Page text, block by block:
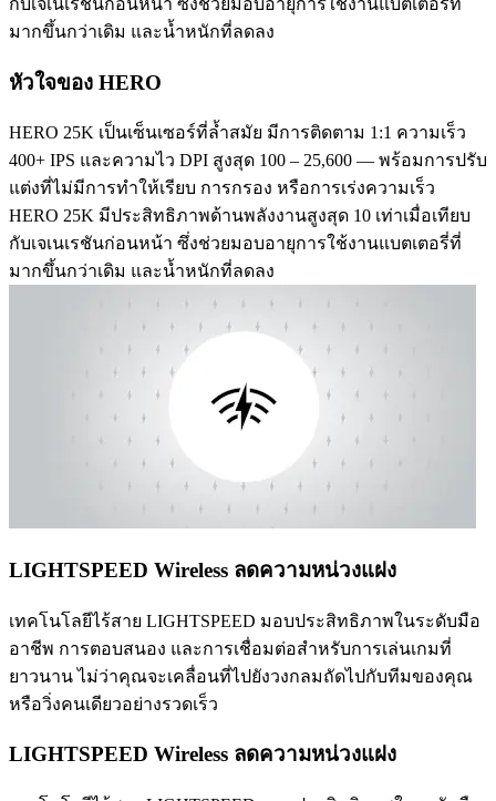
มากขึ้นกว่าเดิม และน้ำหนักที่ลดลง
หัวใจของ HERO
HERO 25K เป็นเซ็นเซอร์ที่ล้ำสมัย มีการติดตาม 1:1 ความเร็ว
400+ IPS และความไว DPI สูงสุด 100 – 25,600 — พร้อมการปรับ
แต่งที่ไม่มีการทำให้เรียบ การกรอง หรือการเร่งความเร็ว
HERO 25K มีประสิทธิภาพด้านพลังงานสูงสุด 10 เท่าเมื่อเทียบ
กับเจเนเรชันก่อนหน้า ซึ่งช่วยมอบอายุการใช้งานแบตเตอรี่ที่
มากขึ้นกว่าเดิม และน้ำหนักที่ลดลง
LIGHTSPEED Wireless ลดความหน่วงแฝง
เทคโนโลยีไร้สาย LIGHTSPEED มอบประสิทธิภาพในระดับมือ
อาชีพ การตอบสนอง และการเชื่อมต่อสำหรับการเล่นเกมที่
ยาวนาน ไม่ว่าคุณจะเคลื่อนที่ไปยังวงกลมถัดไปกับทีมของคุณ
หรือวิ่งคนเดียวอย่างรวดเร็ว
LIGHTSPEED Wireless ลดความหน่วงแฝง